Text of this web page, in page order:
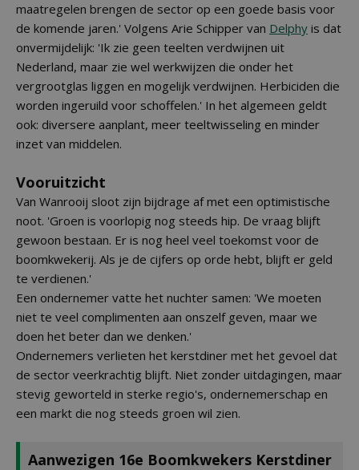
maatregelen brengen de sector op een goede basis voor
de komende jaren.' Volgens Arie Schipper van Delphy is dat
onvermijdelijk: 'Ik zie geen teelten verdwijnen uit
Nederland, maar zie wel werkwijzen die onder het
vergrootglas liggen en mogelijk verdwijnen. Herbiciden die
worden ingeruild voor schoffelen.' In het algemeen geldt
ook: diversere aanplant, meer teeltwisseling en minder
inzet van middelen.
Vooruitzicht
Van Wanrooij sloot zijn bijdrage af met een optimistische
noot. 'Groen is voorlopig nog steeds hip. De vraag blijft
gewoon bestaan. Er is nog heel veel toekomst voor de
boomkwekerij. Als je de cijfers op orde hebt, blijft er geld
te verdienen.'
Een ondernemer vatte het nuchter samen: 'We moeten
niet te veel complimenten aan onszelf geven, maar we
doen het beter dan we denken.'
Ondernemers verlieten het kerstdiner met het gevoel dat
de sector veerkrachtig blijft. Niet zonder uitdagingen, maar
stevig geworteld in sterke regio's, ondernemerschap en
een markt die nog steeds groen wil zien.
Aanwezigen 16e Boomkwekers Kerstdiner